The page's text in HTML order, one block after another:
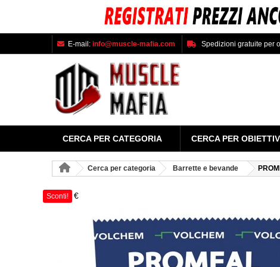
E-mail: info@muscle-mafia.com Spedizioni gratuite per
CERCA PER CATEGORIA CERCA PER
Cerca per categoria Barrette e bevande
Sconti!
-0,50 €